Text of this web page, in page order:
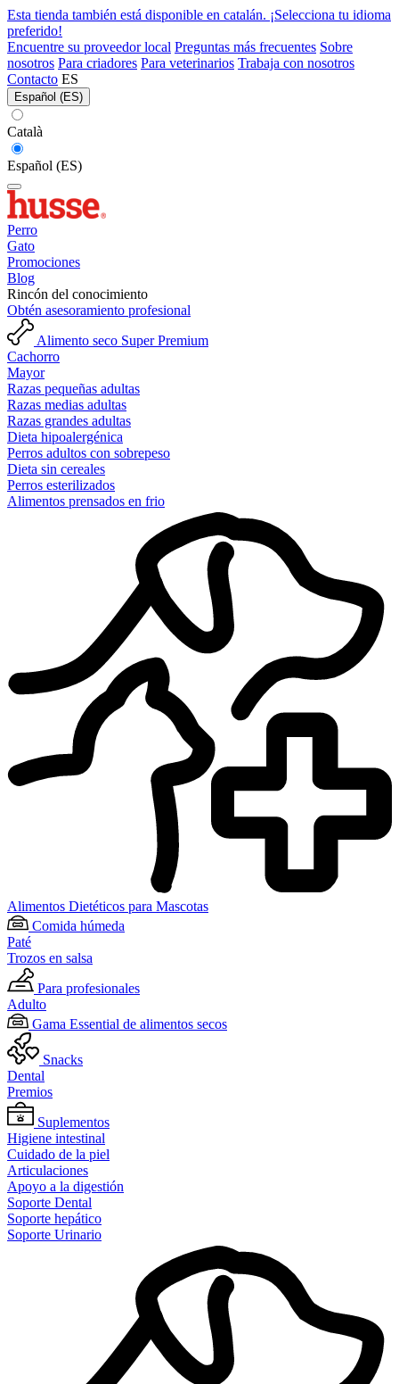
Esta tienda también está disponible en catalán. ¡Selecciona tu idioma
preferido!
Encuentre su proveedor local Preguntas más frecuentes Sobre
nosotros Para criadores Para veterinarios Trabaja con nosotros
Contacto ES
Español (ES)
Català
Español (ES)
Perro
Gato
Promociones
Blog
Rincón del conocimiento
Obtén asesoramiento profesional
Alimento seco Super Premium
Cachorro
Mayor
Razas pequeñas adultas
Razas medias adultas
Razas grandes adultas
Dieta hipoalergénica
Perros adultos con sobrepeso
Dieta sin cereales
Perros esterilizados
Alimentos prensados en frio
Alimentos Dietéticos para Mascotas
Comida húmeda
Paté
Trozos en salsa
Para profesionales
Adulto
Gama Essential de alimentos secos
Snacks
Dental
Premios
Suplementos
Higiene intestinal
Cuidado de la piel
Articulaciones
Apoyo a la digestión
Soporte Dental
Soporte hepático
Soporte Urinario